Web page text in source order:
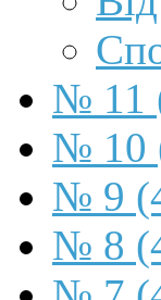
№ 11
№ 10
№ 9
№ 8